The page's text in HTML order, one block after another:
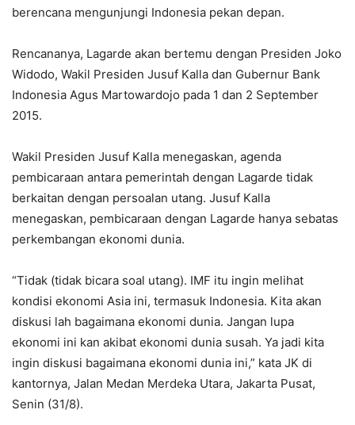
berencana mengunjungi Indonesia pekan depan.
Rencananya, Lagarde akan bertemu dengan Presiden Joko
Widodo, Wakil Presiden Jusuf Kalla dan Gubernur Bank
Indonesia Agus Martowardojo pada 1 dan 2 September
2015.
Wakil Presiden Jusuf Kalla menegaskan, agenda
pembicaraan antara pemerintah dengan Lagarde tidak
berkaitan dengan persoalan utang. Jusuf Kalla
menegaskan, pembicaraan dengan Lagarde hanya sebatas
perkembangan ekonomi dunia.
“Tidak (tidak bicara soal utang). IMF itu ingin melihat
kondisi ekonomi Asia ini, termasuk Indonesia. Kita akan
diskusi lah bagaimana ekonomi dunia. Jangan lupa
ekonomi ini kan akibat ekonomi dunia susah. Ya jadi kita
ingin diskusi bagaimana ekonomi dunia ini,” kata JK di
kantornya, Jalan Medan Merdeka Utara, Jakarta Pusat,
Senin (31/8).